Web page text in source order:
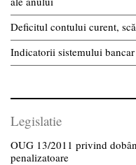
Deficitul contului curent,
Indicatorii sistemului
Legislatie
OUG 13/2011 privind
penalizatoare